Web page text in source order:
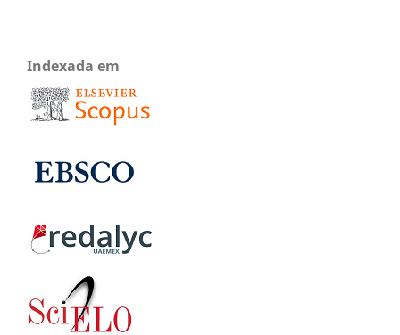
Indexada em